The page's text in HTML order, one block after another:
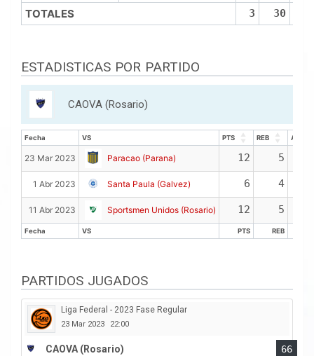
TOTALES 3 30
ESTADISTICAS POR PARTIDO
CAOVA (Rosario)
Fecha VS PTS REB
ASIS
VS
Fecha VS PTS REB
23 Mar 2023 Paracao (Parana) 12 5
1 Abr 2023 Santa Paula (Galvez) 6 4
11 Abr 2023 Sportsmen Unidos (Rosario) 12 5
Fecha VS PTS REB
PARTIDOS JUGADOS
Liga Federal - 2023 Fase Regular
23 Mar 2023 22:00
CAOVA (Rosario)
66